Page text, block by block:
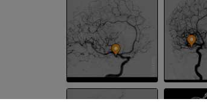
下肢
下肢